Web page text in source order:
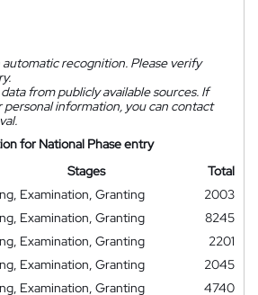
recognition. Please verify
from publicly available sources. If
personal information, you can contact
for National Phase entry
Stages
Total
Examination, Granting
2003
Examination, Granting
8245
Examination, Granting
2201
Examination, Granting
2045
Examination, Granting 4740